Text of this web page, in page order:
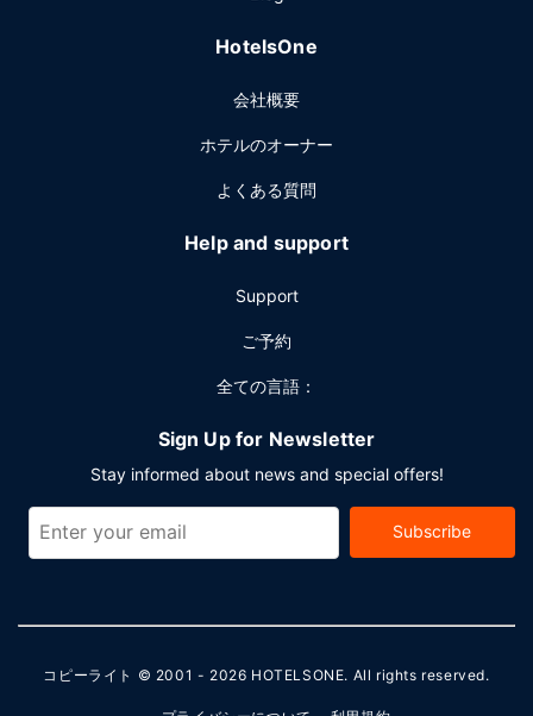
HotelsOne
会社概要
ホテルのオーナー
よくある質問
Help and support
Support
ご予約
全ての言語：
Sign Up for Newsletter
Stay informed about news and special offers!
Subscribe
コピーライト © 2001 - 2026 HOTELSONE. All rights reserved.